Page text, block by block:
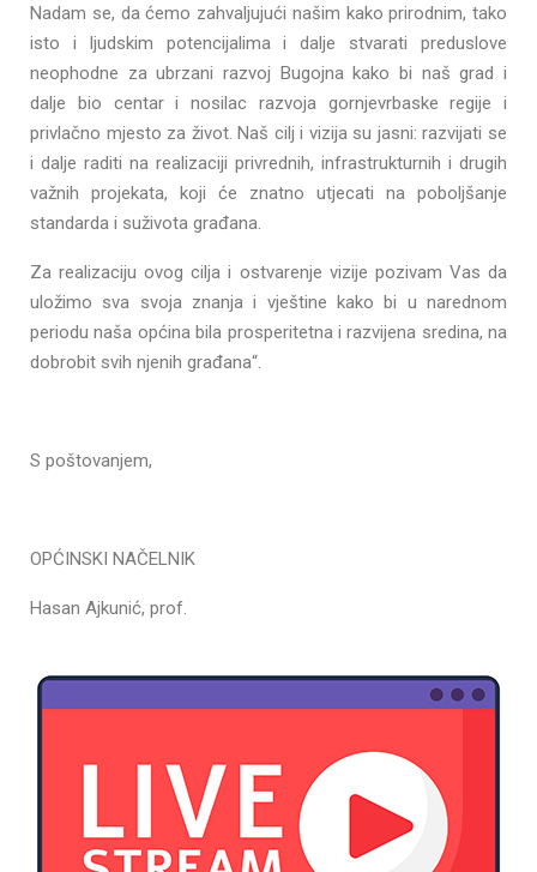
Nadam se, da ćemo zahvaljujući našim kako prirodnim, tako
isto i ljudskim potencijalima i dalje stvarati preduslove
neophodne za ubrzani razvoj Bugojna kako bi naš grad i
dalje bio centar i nosilac razvoja gornjevrbaske regije i
privlačno mjesto za život. Naš cilj i vizija su jasni: razvijati se
i dalje raditi na realizaciji privrednih, infrastrukturnih i drugih
važnih projekata, koji će znatno utjecati na poboljšanje
standarda i suživota građana.
Za realizaciju ovog cilja i ostvarenje vizije pozivam Vas da
uložimo sva svoja znanja i vještine kako bi u narednom
periodu naša općina bila prosperitetna i razvijena sredina, na
dobrobit svih njenih građana“.
S poštovanjem,
OPĆINSKI NAČELNIK
Hasan Ajkunić, prof.